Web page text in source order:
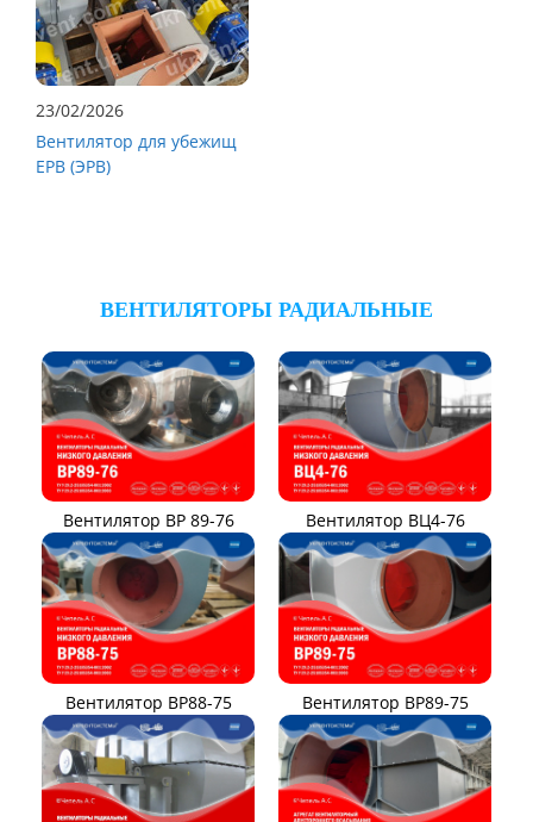
23/02/2026
Вентилятор для убежищ
ЕРВ (ЭРВ)
ВЕНТИЛЯТОРЫ РАДИАЛЬНЫЕ
Вентилятор ВР 89-76 Вентилятор ВЦ4-76
Вентилятор ВР88-75 Вентилятор ВР89-75